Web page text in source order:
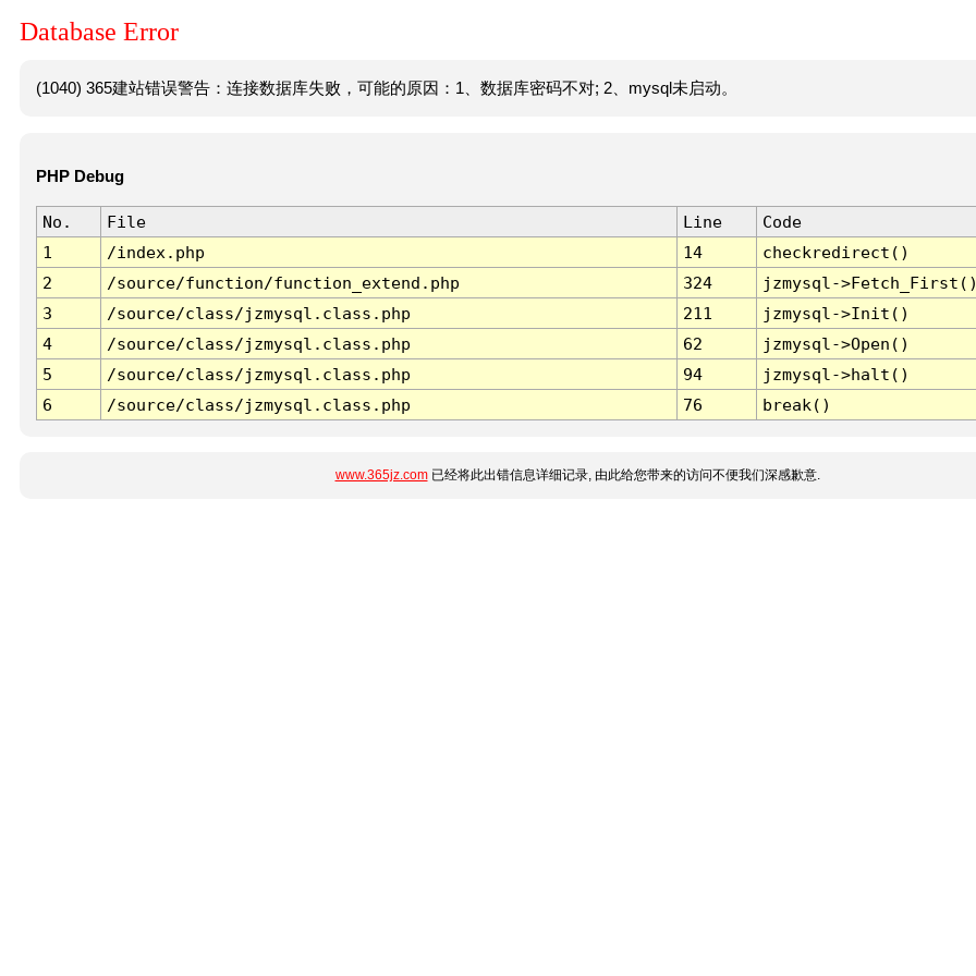
Database Error
(1040) 365建站错误警告：连接数据库失败，可能的原因：1、数据库密码不对; 2、mysql未启动。
PHP Debug
No. File Line
Code
1
/index.php 14
checkredirect()
2
/source/function/function_extend.php 324
jzmysql-
3
/source/class/jzmysql.class.php 211
jzmysql->Init()
4
/source/class/jzmysql.class.php 62
jzmysql->Open()
5
/source/class/jzmysql.class.php 94
jzmysql->halt()
6
/source/class/jzmysql.class.php 76 break()
www.365jz.com已经将此出错信息详细记录, 由此给您带来的访问不便我们深感歉意.